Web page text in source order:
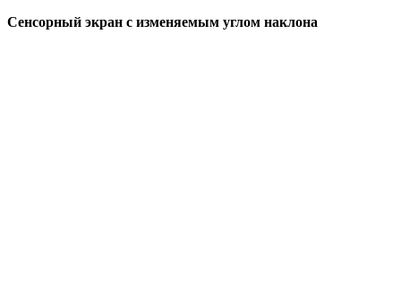
Сенсорный экран с изменяемым углом наклона